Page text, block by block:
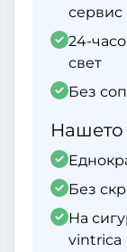
сервис
24-
свет
Без
Нашето
Без
На
vintrica